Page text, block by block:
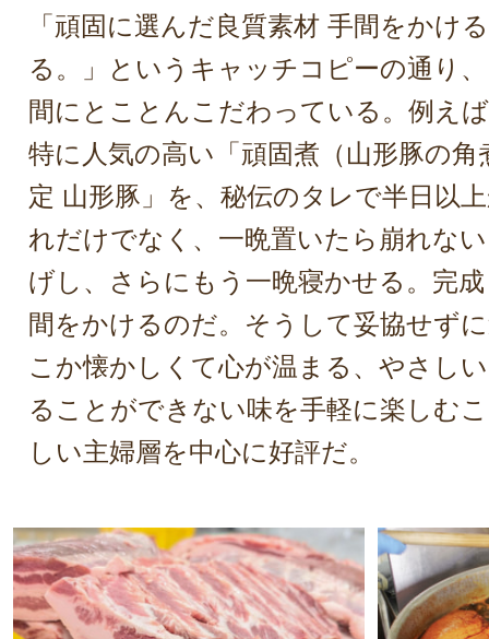
「頑固に選んだ良質素材 手間をかけ
る。」というキャッチコピーの通り
間にとことんこだわっている。例え
特に人気の高い「頑固煮（山形豚の角
定 山形豚」を、秘伝のタレで半日以
れだけでなく、一晩置いたら崩れな
げし、さらにもう一晩寝かせる。完
間をかけるのだ。そうして妥協せず
こか懐かしくて心が温まる、やさし
ることができない味を手軽に楽しむ
しい主婦層を中心に好評だ。